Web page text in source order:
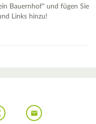
Bauernhof" und fügen Sie
Links hinzu!